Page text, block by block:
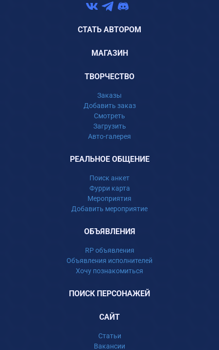
СТАТЬ АВТОРОМ
МАГАЗИН
ТВОРЧЕСТВО
Заказы
Добавить заказ
Смотреть
Загрузить
Авто-галерея
РЕАЛЬНОЕ ОБЩЕНИЕ
Поиск анкет
Фурри карта
Мероприятия
Добавить мероприятие
ОБЪЯВЛЕНИЯ
RP объявления
Объявления исполнителей
Хочу познакомиться
ПОИСК ПЕРСОНАЖЕЙ
САЙТ
Статьи
Вакансии